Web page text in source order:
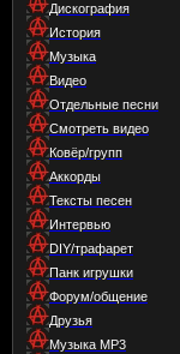
Дискография
История
Музыка
Видео
Отдельные песни
Смотреть видео
Ковёр/групп
Аккорды
Тексты песен
Интервью
DIY/трафарет
Панк игрушки
Форум/общение
Друзья
Музыка МР3